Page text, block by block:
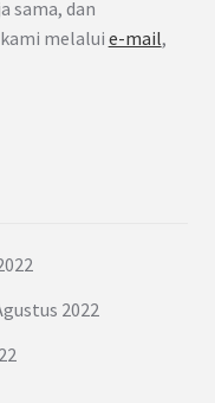
sama, dan
melaluie-mail,
2022